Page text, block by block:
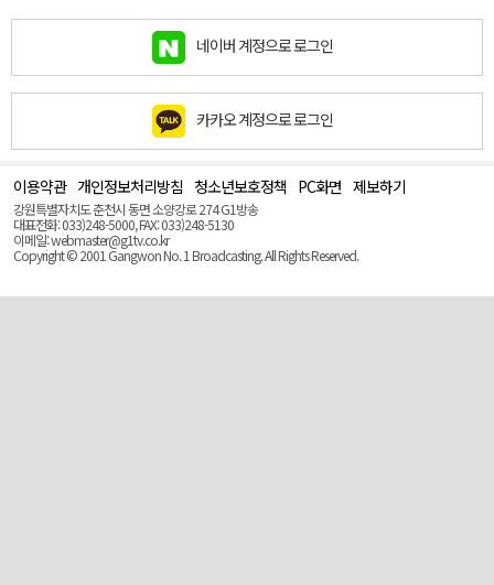
네이버 계정으로 로그인
카카오 계정으로 로그인
이용약관 개인정보처리방침 청소년보호정책 PC화면 제보하기
강원특별자치도 춘천시 동면 소양강로 274 G1방송
대표전화: 033)248-5000, FAX: 033)248-5130
이메일: webmaster@g1tv.co.kr
Copyright © 2001 Gangwon No. 1 Broadcasting. All Rights Reserved.